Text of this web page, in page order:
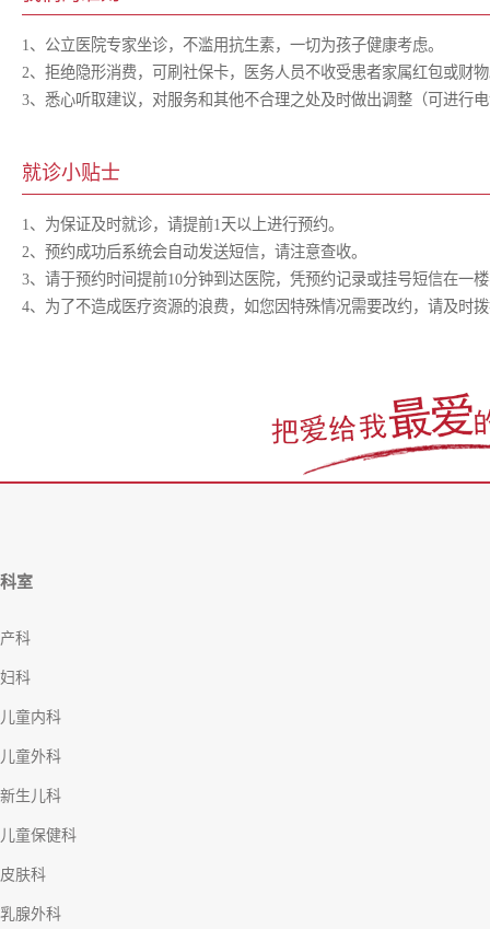
1、公立医院专家坐诊，不滥用抗生素，一切为孩子健康考虑。
2、拒绝隐形消费，可刷社保卡，医务人员不收受患者家属红包或财
3、悉心听取建议，对服务和其他不合理之处及时做出调整（可进行
就诊小贴士
1、为保证及时就诊，请提前1天以上进行预约。
2、预约成功后系统会自动发送短信，请注意查收。
3、请于预约时间提前10分钟到达医院，凭预约记录或挂号短信在一
4、为了不造成医疗资源的浪费，如您因特殊情况需要改约，请及时拨
科室
产科
妇科
儿童内科
儿童外科
新生儿科
儿童保健科
皮肤科
乳腺外科